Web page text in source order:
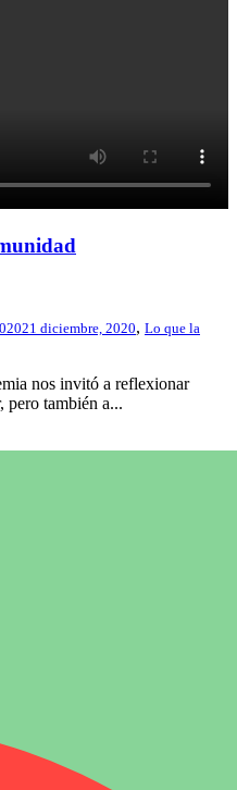
21 diciembre, 2020, Lo que la
nos invitó a reflexionar
pero también a...